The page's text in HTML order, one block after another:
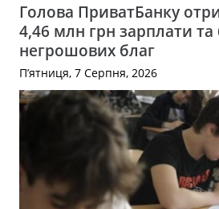
Голова ПриватБанку
4,46 млн грн зарплати та
негрошових благ
П’ятниця, 7 Серпня, 2026